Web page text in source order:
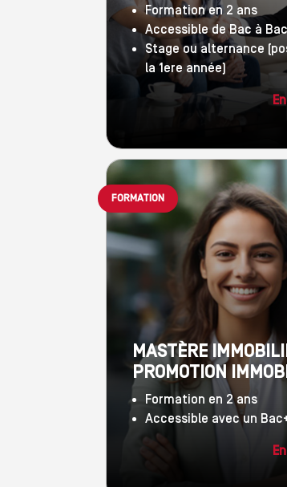
Formation en 2 ans
Accessible de Bac à
Stage ou alternance
la 1ere année)
MASTÈRE
PROMOTION
Formation en 2 ans
Accessible avec un
FORMATION